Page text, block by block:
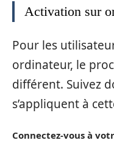
Activation sur
Pour les
ordinateur, le
différent. Suivez
s’appliquent à
Connectez-vous à